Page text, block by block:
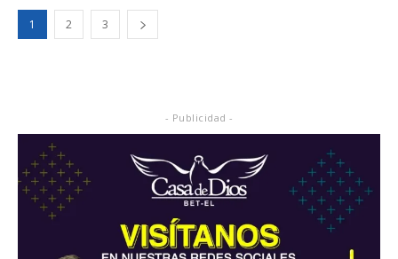
1 2 3
- Publicidad -